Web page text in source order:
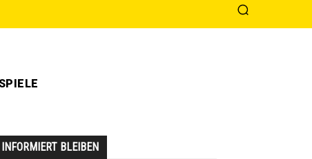
INFORMIERT BLEIBEN